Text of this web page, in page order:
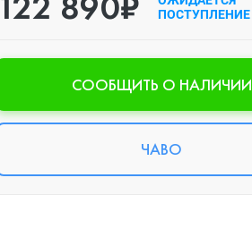
ПОСТУПЛЕНИЕ
CООБЩИТЬ О НАЛИЧИИ
ЧАВО